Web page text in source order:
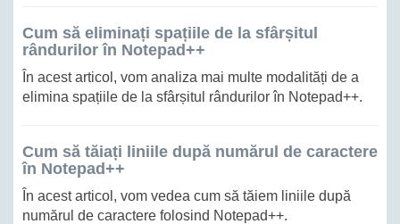
Cum să eliminați spațiile de la sfârșitul
rândurilor în Notepad++
În acest articol, vom analiza mai multe modalități de a
elimina spațiile de la sfârșitul rândurilor în Notepad++.
Cum să tăiați liniile după numărul de caractere
în Notepad++
În acest articol, vom vedea cum să tăiem liniile după
numărul de caractere folosind Notepad++.